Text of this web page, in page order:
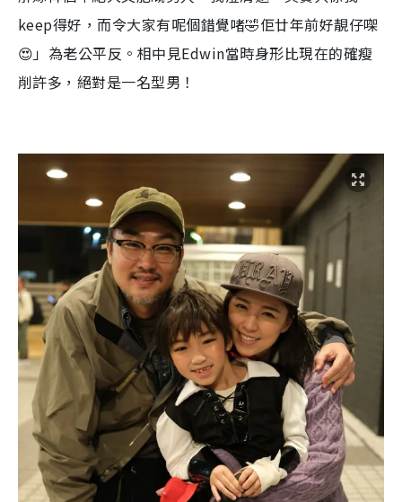
keep得好，而令大家有呢個錯覺啫🤣佢廿年前好靚仔㗎
😍」為老公平反。相中見Edwin當時身形比現在的確瘦
削許多，絕對是一名型男！